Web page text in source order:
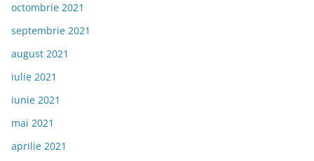
octombrie 2021
septembrie 2021
august 2021
iulie 2021
iunie 2021
mai 2021
aprilie 2021